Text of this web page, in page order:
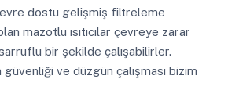
dostu gelişmiş filtreleme
mazotlu ısıtıcılar çevreye zarar
bir şekilde çalışabilirler.
güvenliği ve düzgün çalışması bizim